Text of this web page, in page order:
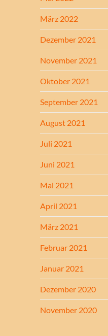
März 2022
Dezember 2021
November 2021
Oktober 2021
September 2021
August 2021
Juli 2021
Juni 2021
Mai 2021
April 2021
März 2021
Februar 2021
Januar 2021
Dezember 2020
November 2020